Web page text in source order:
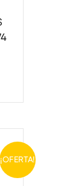
¡OFERTA!